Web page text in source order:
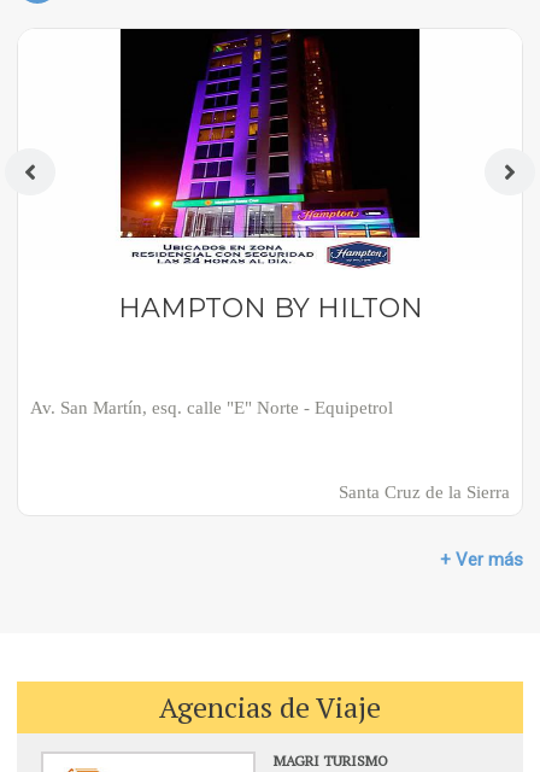
HAMPTON BY HILTON
Av. San Martín, esq. calle "E" Norte - Equipetrol
Santa Cruz de la Sierra
+ Ver más
Agencias de Viaje
MAGRI TURISMO